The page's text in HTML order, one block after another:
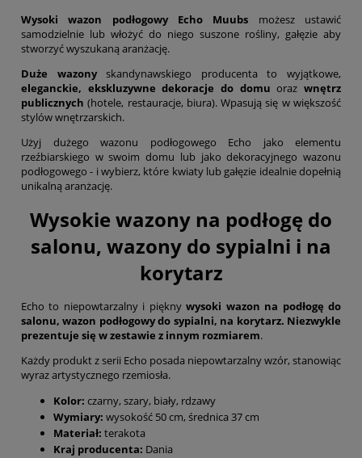
Wysoki wazon podłogowy Echo Muubs możesz ustawić
samodzielnie lub włożyć do niego suszone rośliny, gałęzie aby
stworzyć wyszukaną aranżację.
Duże wazonyskandynawskiego producenta to wyjątkowe,
eleganckie, ekskluzywne dekoracje do domuoraz wnętrz
publicznych (hotele, restauracje, biura). Wpasują się w większość
stylów wnętrzarskich.
Użyj dużego wazonu podłogowego Echo jako elementu
rzeźbiarskiego w swoim domu lub jako dekoracyjnego wazonu
podłogowego - i wybierz, które kwiaty lub gałęzie idealnie dopełnią
unikalną aranżację.
Wysokie wazony na podłogę do
salonu, wazony do sypialni i na
korytarz
Echo to niepowtarzalny i pięknywysoki wazon na podłogę do
salonu, wazon podłogowy do sypialni, na korytarz. Niezwykle
prezentuje się w zestawie z innym rozmiarem.
Każdy produkt z serii Echo posada niepowtarzalny wzór, stanowiąc
wyraz artystycznego rzemiosła.
Kolor: czarny, szary, biały, rdzawy
Wymiary: wysokość 50 cm, średnica 37 cm
Materiał: terakota
Kraj producenta: Dania